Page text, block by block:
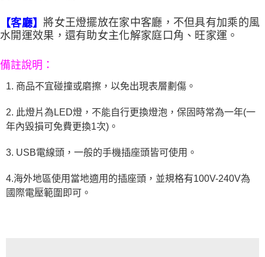
【客廳】將女王燈擺放在家中客廳，不但具有加乘的風
水開運效果，還有助女主化解家庭口角、旺家運。
備註說明：
1. 商品不宜碰撞或磨擦，以免出現表層劃傷。
2. 此燈片為LED燈，不能自行更換燈泡，保固時常為一年(一
年內毀損可免費更換1次)。
3. USB電線頭，一般的手機插座頭皆可使用。
4.海外地區使用當地適用的插座頭，並規格有100V-240V為
國際電壓範圍即可。